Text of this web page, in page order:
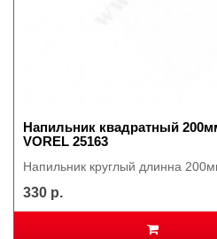
Напильник квадратный
VOREL 25163
Напильник круглый длинна
330 р.